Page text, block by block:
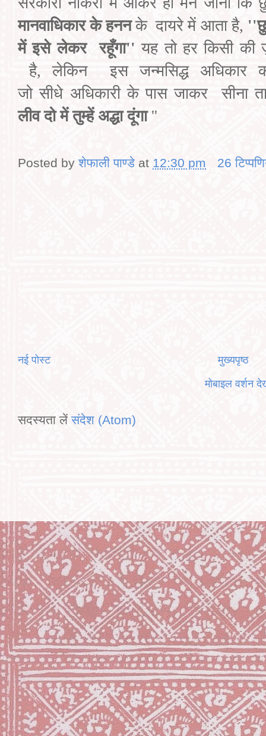
मानवाधिकार के हनन के दायरे में आता है, ''
में इसे लेकर
रहूँगा'' यह तो हर किसी की
है,लेकिन इस
जन्मसिद्ध
जो सीधे अधिकारी के पास जाकर सीना
लीव दो में तुम्हें अद्धा दूंगा''
Posted byशेफाली पाण्डे at 12:30 pm 26
नई पोस्ट
मुख्यपृष्ठ
मोबाइल वर्शन
सदस्यता लेंसंदेश (Atom)